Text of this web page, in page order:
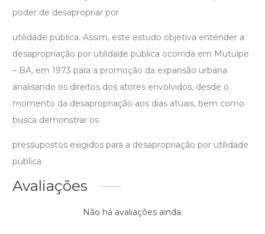
poder de desapropriar por
utilidade pública. Assim, este estudo objetiva entender a
desapropriação por utilidade pública ocorrida em Mutuípe
– BA, em 1973 para a promoção da expansão urbana
analisando os direitos dos atores envolvidos, desde o
momento da desapropriação aos dias atuais, bem como
busca demonstrar os
pressupostos exigidos para a desapropriação por utilidade
pública.
Avaliações
Não há avaliações ainda.